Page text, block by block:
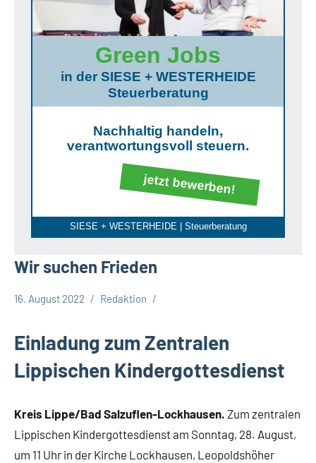
Green Jobs
in der SIESE + WESTERHEIDE
Steuerberatung
Nachhaltig handeln,
verantwortungsvoll steuern.
jetzt bewerben!
SIESE + WESTERHEIDE | Steuerberatung
Wir suchen Frieden
Lippische
Gesellschaft
16. August 2022 Redaktion
Einladung zum Zentralen
Lippischen Kindergottesdienst
Kreis Lippe/Bad Salzuflen-Lockhausen. Zum zentralen
Lippischen Kindergottesdienst am Sonntag, 28. August,
um 11 Uhr in der Kirche Lockhausen, Leopoldshöher